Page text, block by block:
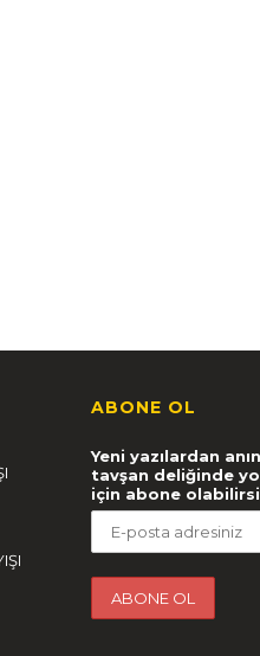
ABONE OL
Yeni yazılardan
tavşan deliğinde
için abone